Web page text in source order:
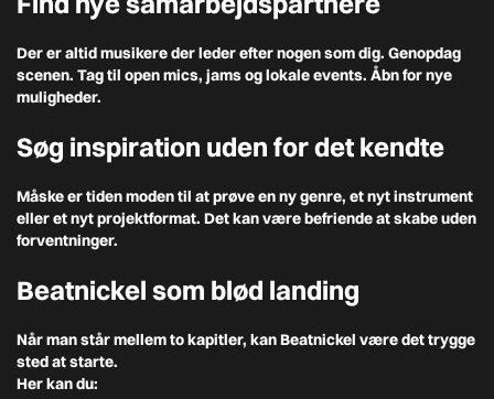
Der er altid musikere der leder efter nogen som dig. Genopdag
scenen. Tag til open mics, jams og lokale events. Åbn for nye
muligheder.
Søg inspiration uden for det kendte
Måske er tiden moden til at prøve en ny genre, et nyt instrument
eller et nyt projektformat. Det kan være befriende at skabe uden
forventninger.
Beatnickel som blød landing
Når man står mellem to kapitler, kan Beatnickel være det trygge
sted at starte.
Her kan du: